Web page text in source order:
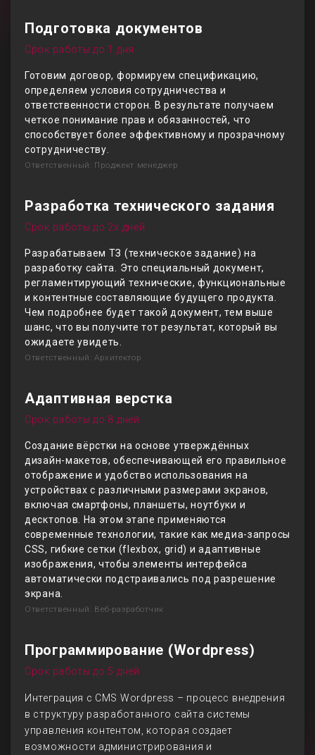
Подготовка документов
Срок работы до 1 дня
Готовим договор, формируем спецификацию,
определяем условия сотрудничества и
ответственности сторон. В результате получаем
четкое понимание прав и обязанностей, что
способствует более эффективному и прозрачному
сотрудничеству.
Ответственный: Проджект менеджер
Разработка технического задания
Срок работы до 2х дней
Разрабатываем ТЗ (техническое задание) на
разработку сайта. Это специальный документ,
регламентирующий технические, функциональные
и контентные составляющие будущего продукта.
Чем подробнее будет такой документ, тем выше
шанс, что вы получите тот результат, который вы
ожидаете увидеть.
Ответственный: Архитектор
Адаптивная верстка
Срок работы до 8 дней
Создание вёрстки на основе утверждённых
дизайн-макетов, обеспечивающей его правильное
отображение и удобство использования на
устройствах с различными размерами экранов,
включая смартфоны, планшеты, ноутбуки и
десктопов. На этом этапе применяются
современные технологии, такие как медиа-запросы
CSS, гибкие сетки (flexbox, grid) и адаптивные
изображения, чтобы элементы интерфейса
автоматически подстраивались под разрешение
экрана.
Ответственный: Веб-разработчик
Программирование (Wordpress)
Срок работы до 5 дней
Интеграция с CMS Wordpress – процесс внедрения
в структуру разработанного сайта системы
управления контентом, которая создает
возможности администрирования и